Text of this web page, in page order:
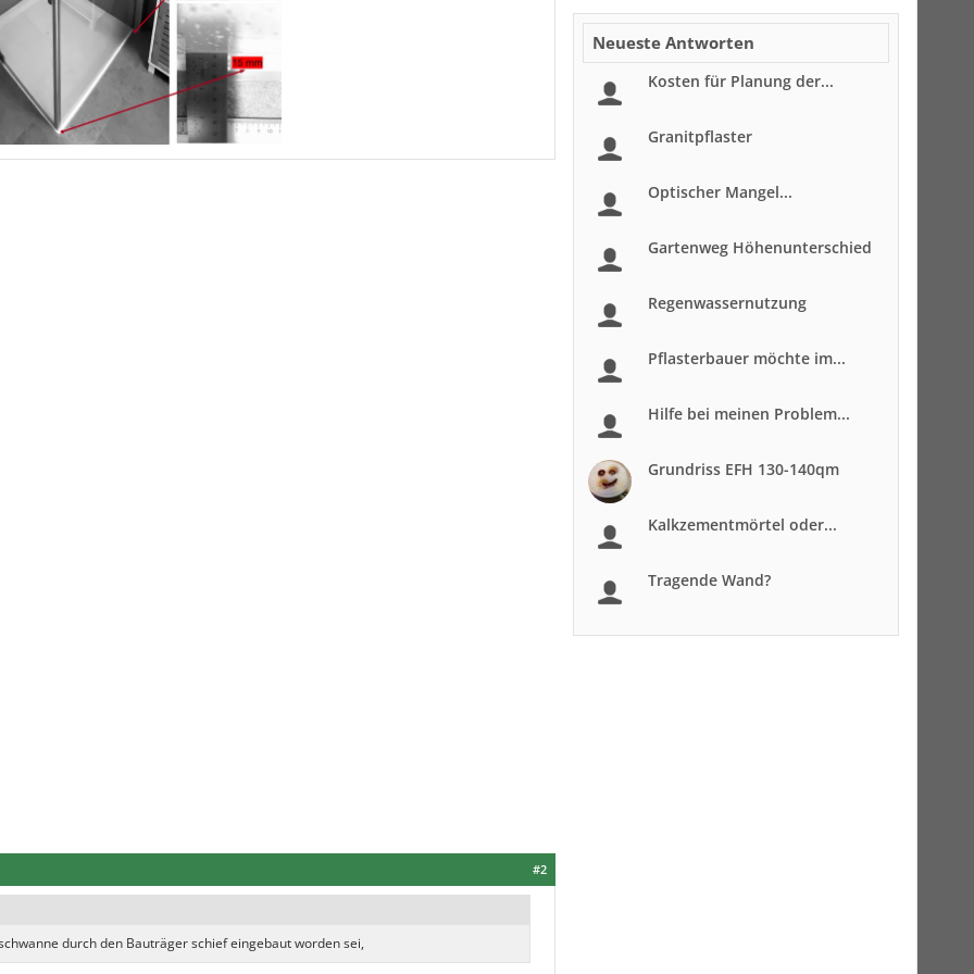
#2
durch den Bauträger schief eingebaut worden sei,
Neueste Antworten
Kosten für Planung der...
Granitpflaster
Optischer Mangel...
Gartenweg Höhenunterschied
Regenwassernutzung
Pflasterbauer möchte im...
Hilfe bei meinen Problem...
Grundriss EFH 130-140qm
Kalkzementmörtel oder...
Tragende Wand?